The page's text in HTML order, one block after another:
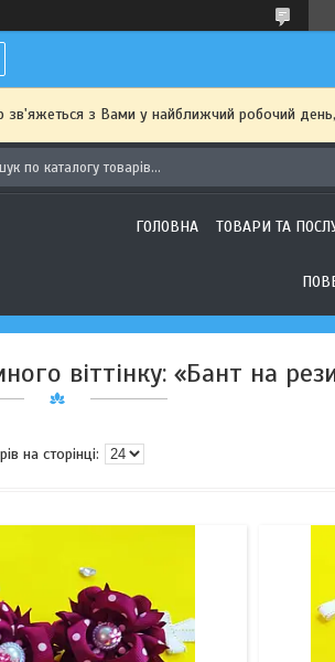
з Вами у найближчий робочий день,
ГОЛОВНА ТОВАРИ ТА
віттінку: «Бант на